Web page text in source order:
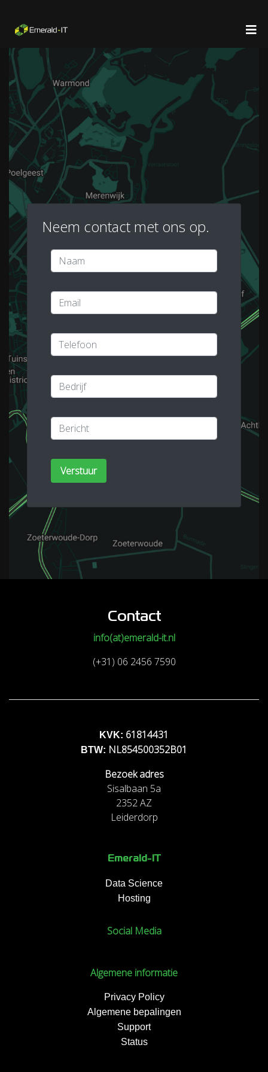
Neem contact met ons op.
Verstuur
Contact
info(at)emerald-it.nl
(+31) 06 2456 7590
KVK: 61814431
BTW: NL854500352B01
Bezoek adres
Sisalbaan 5a
2352 AZ
Leiderdorp
Emerald-IT
Data Science
Hosting
Social Media
Algemene informatie
Privacy Policy
Algemene bepalingen
Support
Status